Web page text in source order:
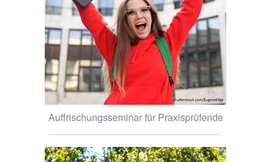
Auffrischungsseminar für Praxisprüfende